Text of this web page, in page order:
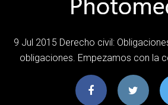
9 Jul 2015 Derecho civil:
obligaciones. Empezamos con la